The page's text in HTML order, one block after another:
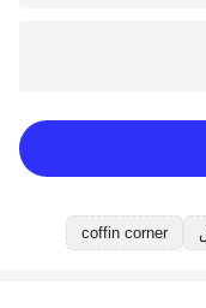
coffin corner